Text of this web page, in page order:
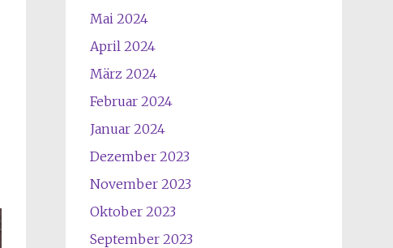
Mai 2024
April 2024
März 2024
Februar 2024
Januar 2024
Dezember 2023
November 2023
Oktober 2023
September 2023